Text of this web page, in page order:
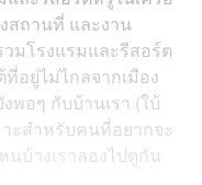
สถานที่ และงาน
วมโรงแรมและรีสอร์ต
ที่อยู่ไม่ไกลจากเมือง
อๆ กับบ้านเรา (ใบ้
ะสำหรับคนที่อยากจะ
บ้างเราลองไปดูกัน